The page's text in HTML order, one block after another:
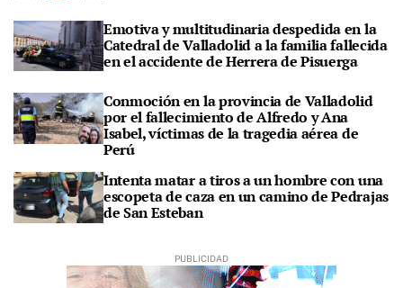
Emotiva y multitudinaria despedida en la
Catedral de Valladolid a la familia fallecida
en el accidente de Herrera de Pisuerga
Conmoción en la provincia de Valladolid
por el fallecimiento de Alfredo y Ana
Isabel, víctimas de la tragedia aérea de
Perú
Intenta matar a tiros a un hombre con una
escopeta de caza en un camino de Pedrajas
de San Esteban